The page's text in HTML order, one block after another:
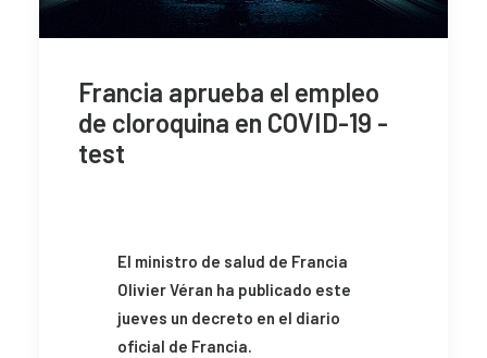
Francia aprueba el empleo
de cloroquina en COVID-19 -
test
El ministro de salud de Francia
Olivier Véran ha publicado este
jueves un decreto en el diario
oficial de Francia.